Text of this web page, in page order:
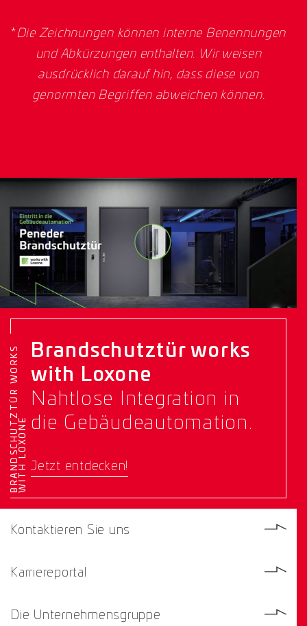
*Die Zeichnungen können interne Benennungen
und Abkürzungen enthalten. Wir weisen
ausdrücklich darauf hin, dass diese von
genormten Begriffen abweichen können.
B
R
A
N
D
S
C
H
U
T
Z
T
Ü
R
W
O
R
K
S
W
I
T
H
L
O
X
O
NE
Brandschutztür works
with Loxone
Nahtlose Integration in
die Gebäudeautomation.
Jetzt entdecken!
Kontaktieren Sie uns
Karriereportal
Die Unternehmensgruppe